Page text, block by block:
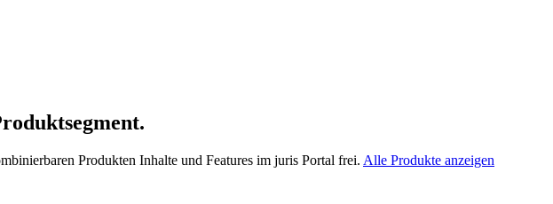
Produkten Inhalte und Features im juris Portal frei. Alle Produkte anzeigen